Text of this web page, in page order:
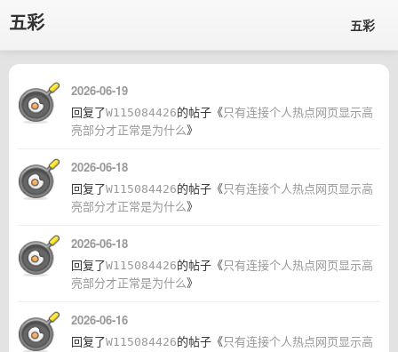
五彩 五彩
2026-06-19
回复了W115084426的帖子《 只有连接个人热点网页显示高
亮部分才正常是为什么》
2026-06-18
回复了W115084426的帖子《 只有连接个人热点网页显示高
亮部分才正常是为什么》
2026-06-18
回复了W115084426的帖子《 只有连接个人热点网页显示高
亮部分才正常是为什么》
2026-06-16
回复了W115084426的帖子《 只有连接个人热点网页显示高